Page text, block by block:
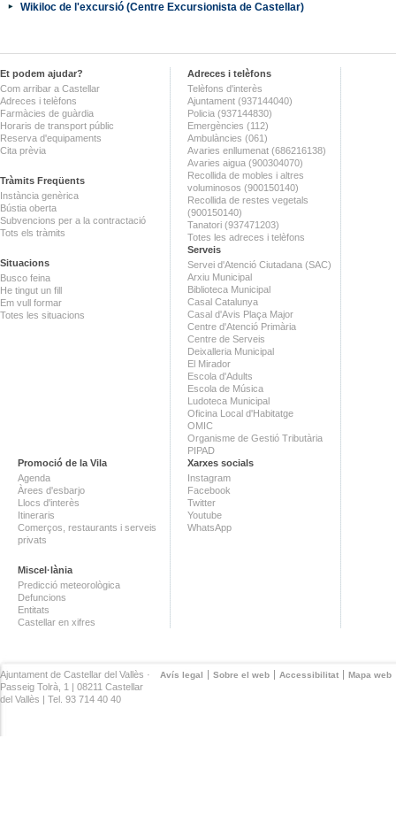
Wikiloc de l'excursió (Centre Excursionista de Castellar)
Et podem ajudar?
Com arribar a Castellar
Adreces i telèfons
Farmàcies de guàrdia
Horaris de transport públic
Reserva d'equipaments
Cita prèvia
Tràmits Freqüents
Instància genèrica
Bústia oberta
Subvencions per a la contractació
Tots els tràmits
Situacions
Busco feina
He tingut un fill
Em vull formar
Totes les situacions
Adreces i telèfons
Telèfons d'interès
Ajuntament (937144040)
Policia (937144830)
Emergències (112)
Ambulàncies (061)
Avaries enllumenat (686216138)
Avaries aigua (900304070)
Recollida de mobles i altres
voluminosos (900150140)
Recollida de restes vegetals
(900150140)
Tanatori (937471203)
Totes les adreces i telèfons
Serveis
Servei d'Atenció Ciutadana (SAC)
Arxiu Municipal
Biblioteca Municipal
Casal Catalunya
Casal d'Avis Plaça Major
Centre d'Atenció Primària
Centre de Serveis
Deixalleria Municipal
El Mirador
Escola d'Adults
Escola de Música
Ludoteca Municipal
Oficina Local d'Habitatge
OMIC
Organisme de Gestió Tributària
PIPAD
Promoció de la Vila
Agenda
Àrees d'esbarjo
Llocs d'interès
Itineraris
Comerços, restaurants i serveis
privats
Miscel·lània
Predicció meteorològica
Defuncions
Entitats
Castellar en xifres
Xarxes socials
Instagram
Facebook
Twitter
Youtube
WhatsApp
Avís legal Sobre el web Accessibilitat Mapa web
Ajuntament de Castellar del Vallès ·
Passeig Tolrà, 1 | 08211 Castellar
del Vallès | Tel. 93 714 40 40